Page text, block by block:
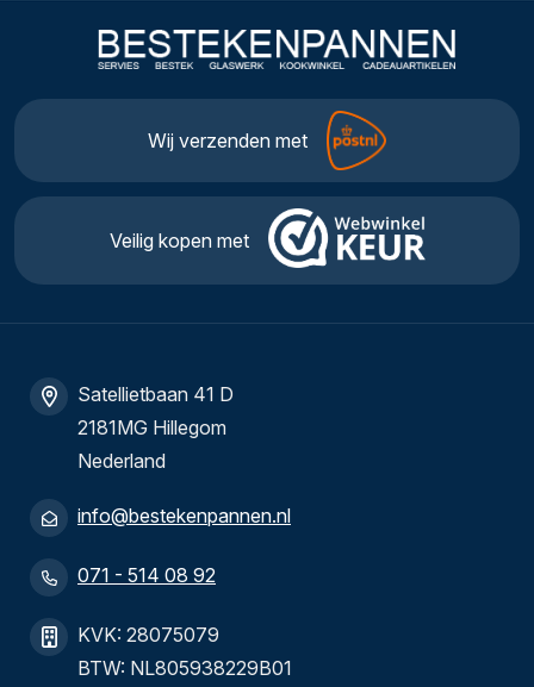
Wij verzenden met
Veilig kopen met
Satellietbaan 41 D
2181MG Hillegom
Nederland
info@bestekenpannen.nl
071 - 514 08 92
KVK: 28075079
BTW: NL805938229B01